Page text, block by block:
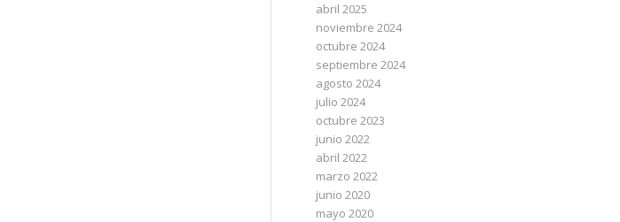
abril 2025
noviembre 2024
octubre 2024
septiembre 2024
agosto 2024
julio 2024
octubre 2023
junio 2022
abril 2022
marzo 2022
junio 2020
mayo 2020